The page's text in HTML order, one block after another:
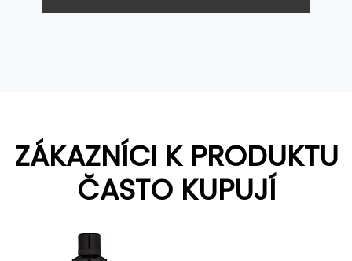
ZÁKAZNÍCI K PRODUKTU
ČASTO KUPUJÍ